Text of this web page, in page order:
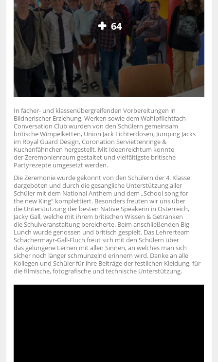
64
In fächer- und klassenübergreifenden Vorbereitungen in
Bildnerischer Erziehung, Werken sowie dem Wahlpflichtfach
Conversation Club wurden von den Schülern gemeinsam
britische Wimpelketten, Union Jack Lichterdosen, Jumping Jacks
im Royal Guard Design, Coronation Serviettenringe &
Kuchenfähnchen hergestellt. Mit Ideenreichtum konnte
der Zeremonienraum gestaltet und vielfältigste britische
Partyrezepte umgesetzt werden.
Die Zeremonie wurde gekonnt von den Schülern der 4. Klasse
dargeboten und durch die gesangliche Unterstützung aller
Schüler mit dem National Anthem und dem „School song for
the new King“ komplettiert. Besonders freuten wir uns über
die Unterstützung der besten Native Speakerin in Österreich,
Jacky Gall, welche mit ihrem britischen Wissen & Getränken
die Schulveranstaltung bereicherte. Beim anschließenden Big
Lunch wurde genossen und britisch gespielt. Das Lehrerteam
Schachermayr-Gall-Fluch freut sich mit den Schülern über
das gelungene Lernen mit allen Sinnen, an welches man sich
sicher noch länger schmunzelnd erinnern wird. Danke an alle
Kollegen und Schüler für ihre Beiträge der festlichen Kleidung, für
die filmische, fotografische und technische Unterstützung.